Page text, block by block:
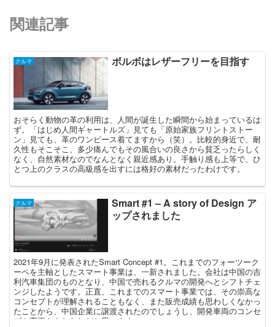
関連記事
クルマ ボルボはレザーフリーを目指す
おそらく動物の革の利用は、人間が誕生した瞬間から始まっているは
ず。「はじめ人間ギャートルズ」見ても「原始家族フリントストー
ン」見ても、革のワンピース着てますから（笑）。比較的身近で、耐
久性もそこそこ、多少痛んでもその風合いの良さから貧乏ったらしく
なく、自然素材なのでなんとなく親近感あり。手触り感も上等で、ひ
とつ上のクラスの高級感を出すには格好の素材だったわけです。
クルマ
Smart #1 – A story of Design ア
ップされました
2021年9月に発表されたSmart Concept #1。これまでのフォーツーク
ーペを主軸としたスマート事業は、一新されました。会社は中国の吉
利汽車集団のものとなり、中国で売れるクルマの開発へとシフトチェ
ンジしたようです。正直、これまでのスマート事業では、その崇高な
コンセプトが理解されることもなく、また販売成績も思わしくなかっ
たことから、中国企業に譲渡されたのでしょうし、開発車両のコンセ
プト変更もやむなしだと思います。